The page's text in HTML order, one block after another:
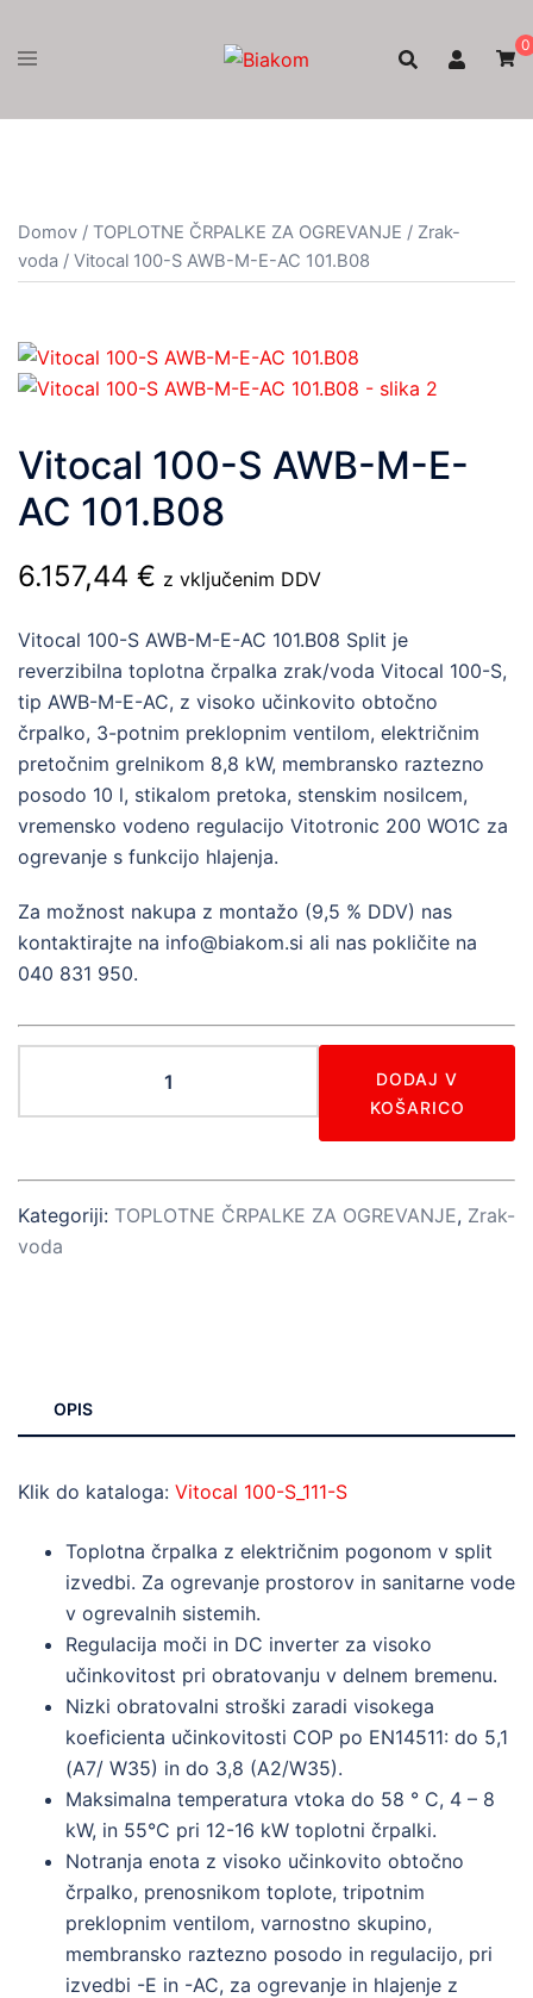
0
Domov / TOPLOTNE ČRPALKE ZA OGREVANJE / Zrak-
voda / Vitocal 100-S AWB-M-E-AC 101.B08
Vitocal 100-S AWB-M-E-
AC 101.B08
6.157,44 € z vključenim DDV
Vitocal 100-S AWB-M-E-AC 101.B08 Split je
reverzibilna toplotna črpalka zrak/voda Vitocal 100-S,
tip AWB-M-E-AC, z visoko učinkovito obtočno
črpalko, 3-potnim preklopnim ventilom, električnim
pretočnim grelnikom 8,8 kW, membransko raztezno
posodo 10 l, stikalom pretoka, stenskim nosilcem,
vremensko vodeno regulacijo Vitotronic 200 WO1C za
ogrevanje s funkcijo hlajenja.
Za možnost nakupa z montažo (9,5 % DDV) nas
kontaktirajte na info@biakom.si ali nas pokličite na
040 831 950.
100-
S
M-
E-
DODAJ V
KOŠARICO
Kategoriji: TOPLOTNE ČRPALKE ZA OGREVANJE, Zrak-
voda
OPIS
Klik do kataloga: Vitocal 100-S_111-S
Toplotna črpalka z električnim pogonom v split
izvedbi. Za ogrevanje prostorov in sanitarne vode
v ogrevalnih sistemih.
Regulacija moči in DC inverter za visoko
učinkovitost pri obratovanju v delnem bremenu.
Nizki obratovalni stroški zaradi visokega
koeficienta učinkovitosti COP po EN14511: do 5,1
(A7/ W35) in do 3,8 (A2/W35).
Maksimalna temperatura vtoka do 58 ° C, 4 – 8
kW, in 55°C pri 12-16 kW toplotni črpalki.
Notranja enota z visoko učinkovito obtočno
črpalko, prenosnikom toplote, tripotnim
preklopnim ventilom, varnostno skupino,
membransko raztezno posodo in regulacijo, pri
izvedbi -E in -AC, za ogrevanje in hlajenje z